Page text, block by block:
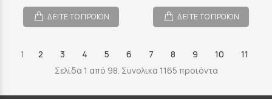
ΔΕΙΤΕ ΤΟ ΠΡΟΪΟΝ ΔΕΙΤΕ ΤΟ ΠΡΟΪΟΝ
1 2 3 4 5 6 7 8 9 10
11
Σελίδα 1 από 98. Συνολικα 1165 προιόντα